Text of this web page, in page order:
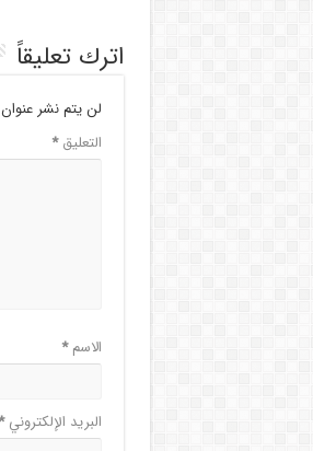
اترك تعليقاً
لن يتم نشر
التعليق*
الاسم*
البريد الإلكتروني*